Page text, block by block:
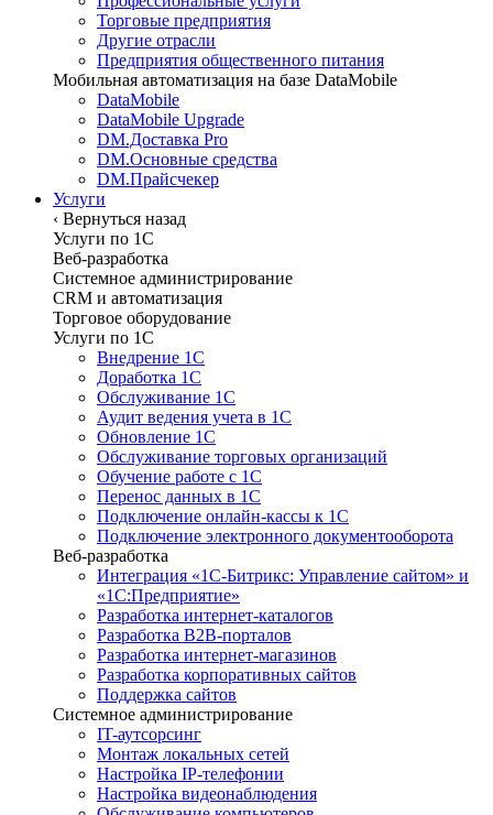
Торговые предприятия
Другие отрасли
Предприятия общественного питания
Мобильная автоматизация на базе DataMobile
DataMobile
DataMobile Upgrade
DM.Доставка Pro
DM.Основные средства
DM.Прайсчекер
Услуги
‹ Вернуться назад
Услуги по 1С
Веб-разработка
Системное администрирование
CRM и автоматизация
Торговое оборудование
Услуги по 1С
Внедрение 1С
Доработка 1С
Обслуживание 1С
Аудит ведения учета в 1С
Обновление 1С
Обслуживание торговых организаций
Обучение работе с 1С
Перенос данных в 1С
Подключение онлайн-кассы к 1С
Подключение электронного документооборота
Веб-разработка
Интеграция «1С-Битрикс: Управление сайтом» и
«1С:Предприятие»
Разработка интернет-каталогов
Разработка B2B-порталов
Разработка интернет-магазинов
Разработка корпоративных сайтов
Поддержка сайтов
Системное администрирование
IT-аутсорсинг
Монтаж локальных сетей
Настройка IP-телефонии
Настройка видеонаблюдения